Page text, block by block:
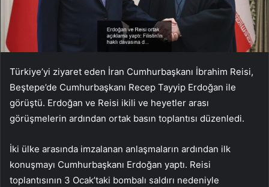
Türkiye’yi ziyaret eden İran Cumhurbaşkanı İbrahim Reisi,
Beştepe’de Cumhurbaşkanı Recep Tayyip Erdoğan ile
görüştü. Erdoğan ve Reisi ikili ve heyetler arası
görüşmelerin ardından ortak basın toplantısı düzenledi.
İki ülke arasında imzalanan anlaşmaların ardından ilk
konuşmayı Cumhurbaşkanı Erdoğan yaptı. Reisi
toplantısının 3 Ocak’taki bombalı saldırı nedeniyle